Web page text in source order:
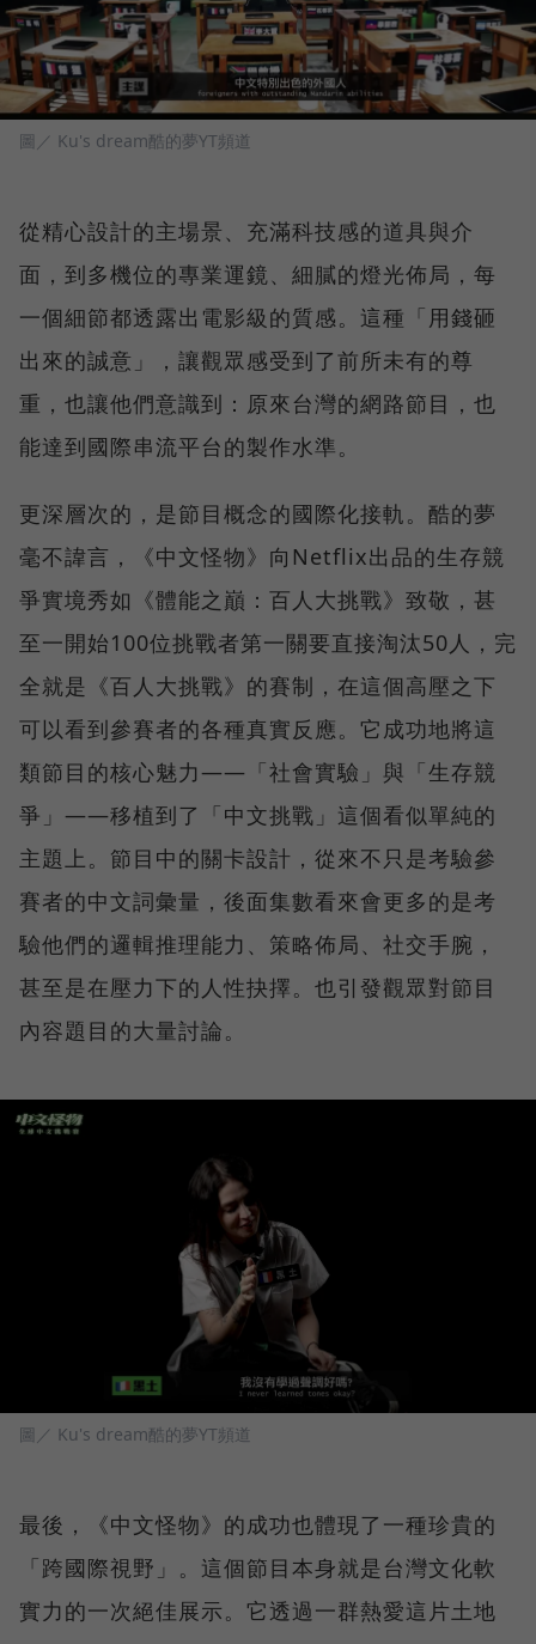
圖／ Ku's dream酷的夢YT頻道
從精心設計的主場景、充滿科技感的道具與介
面，到多機位的專業運鏡、細膩的燈光佈局，每
一個細節都透露出電影級的質感。這種「用錢砸
出來的誠意」，讓觀眾感受到了前所未有的尊
重，也讓他們意識到：原來台灣的網路節目，也
能達到國際串流平台的製作水準。
更深層次的，是節目概念的國際化接軌。酷的夢
毫不諱言，《中文怪物》向Netflix出品的生存競
爭實境秀如《體能之巔：百人大挑戰》致敬，甚
至一開始100位挑戰者第一關要直接淘汰50人，完
全就是《百人大挑戰》的賽制，在這個高壓之下
可以看到參賽者的各種真實反應。它成功地將這
類節目的核心魅力——「社會實驗」與「生存競
爭」——移植到了「中文挑戰」這個看似單純的
主題上。節目中的關卡設計，從來不只是考驗參
賽者的中文詞彙量，後面集數看來會更多的是考
驗他們的邏輯推理能力、策略佈局、社交手腕，
甚至是在壓力下的人性抉擇。也引發觀眾對節目
內容題目的大量討論。
圖／ Ku's dream酷的夢YT頻道
最後，《中文怪物》的成功也體現了一種珍貴的
「跨國際視野」。這個節目本身就是台灣文化軟
實力的一次絕佳展示。它透過一群熱愛這片土地